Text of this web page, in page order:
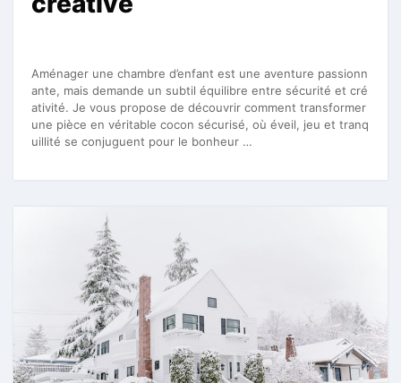
Aménager une chambre d’enfant est une aventure passionn
ante, mais demande un subtil équilibre entre sécurité et cré
ativité. Je vous propose de découvrir comment transformer
une pièce en véritable cocon sécurisé, où éveil, jeu et tranq
uillité se conjuguent pour le bonheur …